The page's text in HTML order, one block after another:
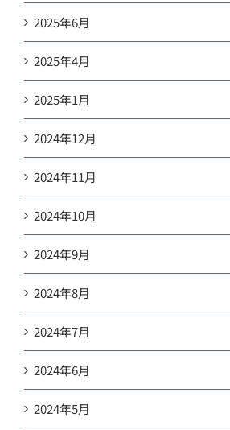
2025年6月
2025年4月
2025年1月
2024年12月
2024年11月
2024年10月
2024年9月
2024年8月
2024年7月
2024年6月
2024年5月